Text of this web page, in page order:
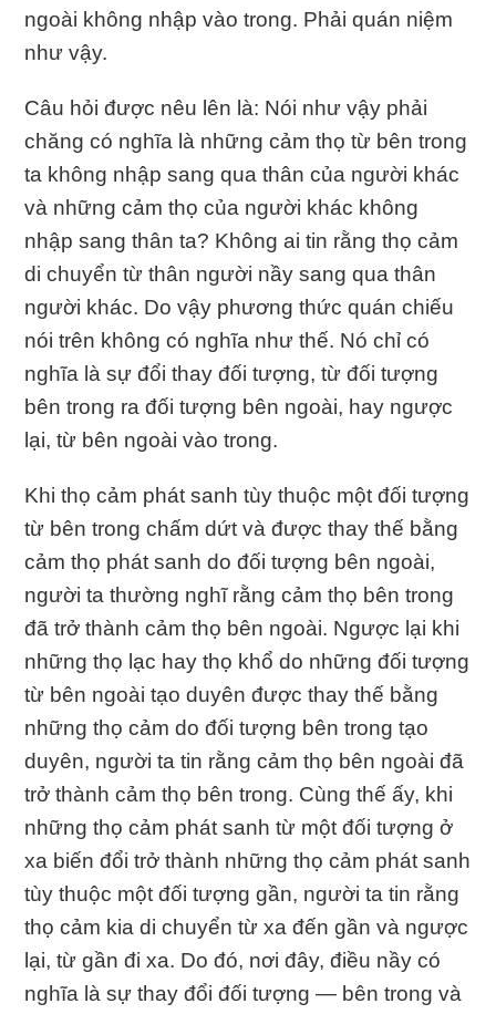
ngoài không nhập vào trong. Phải quán niệm
như vậy.
Câu hỏi được nêu lên là: Nói như vậy phải
chăng có nghĩa là những cảm thọ từ bên trong
ta không nhập sang qua thân của người khác
và những cảm thọ của người khác không
nhập sang thân ta? Không ai tin rằng thọ cảm
di chuyển từ thân người nầy sang qua thân
người khác. Do vậy phương thức quán chiếu
nói trên không có nghĩa như thế. Nó chỉ có
nghĩa là sự đổi thay đối tượng, từ đối tượng
bên trong ra đối tượng bên ngoài, hay ngược
lại, từ bên ngoài vào trong.
Khi thọ cảm phát sanh tùy thuộc một đối tượng
từ bên trong chấm dứt và được thay thế bằng
cảm thọ phát sanh do đối tượng bên ngoài,
người ta thường nghĩ rằng cảm thọ bên trong
đã trở thành cảm thọ bên ngoài. Ngược lại khi
những thọ lạc hay thọ khổ do những đối tượng
từ bên ngoài tạo duyên được thay thế bằng
những thọ cảm do đối tượng bên trong tạo
duyên, người ta tin rằng cảm thọ bên ngoài đã
trở thành cảm thọ bên trong. Cùng thế ấy, khi
những thọ cảm phát sanh từ một đối tượng ở
xa biến đổi trở thành những thọ cảm phát sanh
tùy thuộc một đối tượng gần, người ta tin rằng
thọ cảm kia di chuyển từ xa đến gần và ngược
lại, từ gần đi xa. Do đó, nơi đây, điều nầy có
nghĩa là sự thay đổi đối tượng — bên trong và